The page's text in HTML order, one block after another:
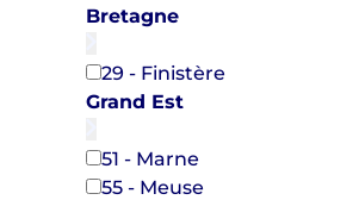
Bretagne
29 - Finistère
Grand Est
51 - Marne
55 - Meuse